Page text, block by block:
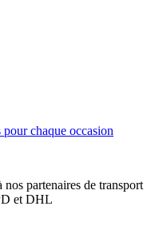
chaque occasion
partenaires de transport
et DHL